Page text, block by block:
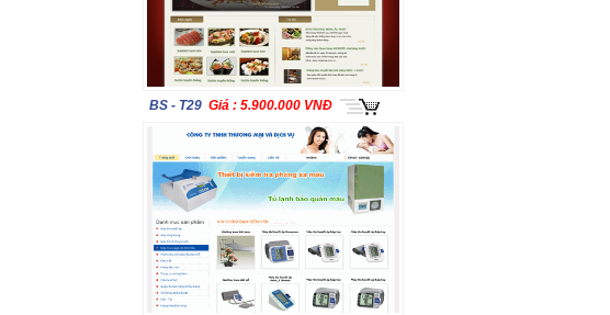
BS - T29 Giá : 5.900.000 VNĐ